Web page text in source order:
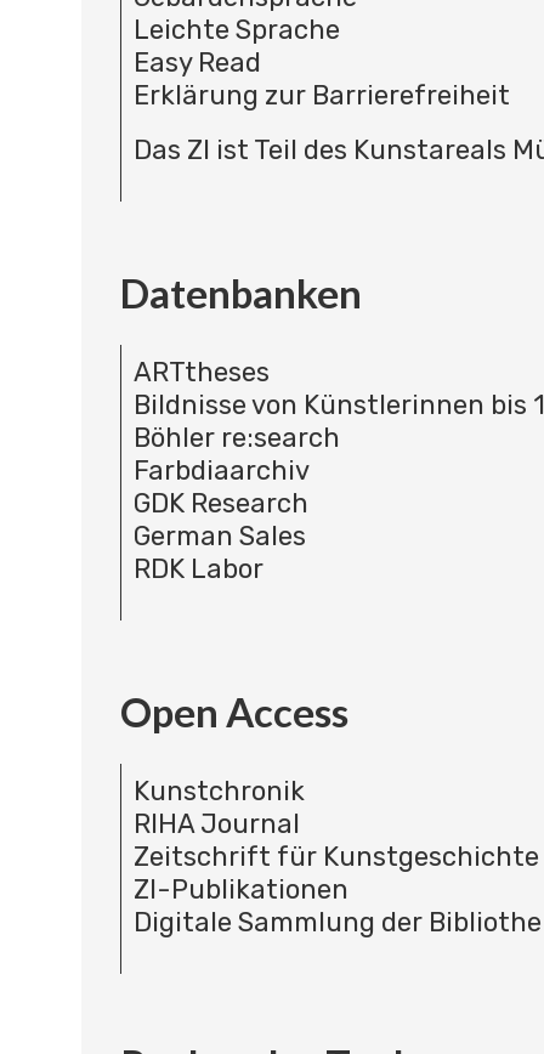
Leichte Sprache
Easy Read
Erklärung zur Barrierefreiheit
Das ZI ist Teil des Kunstareals
Datenbanken
ARTtheses
Bildnisse von Künstlerinnen bis
Böhler re:search
Farbdiaarchiv
GDK Research
German Sales
RDK Labor
Open Access
Kunstchronik
RIHA Journal
Zeitschrift für Kunstgeschichte
ZI-Publikationen
Digitale Sammlung der